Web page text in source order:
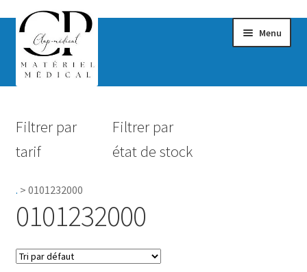
Menu
Hygiène
Accessoires Salle de bain
Filtrer par
tarif
Filtrer par
état de stock
. > 0101232000
0101232000